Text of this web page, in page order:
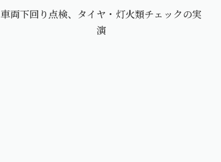
車両下回り点検、タイヤ・灯火類チェックの実
演